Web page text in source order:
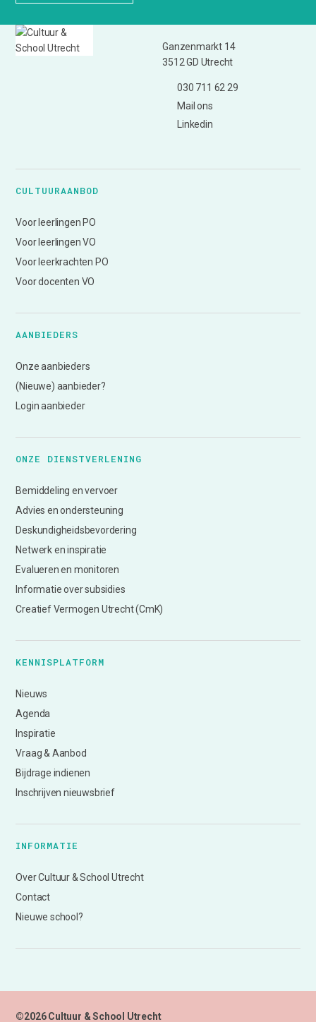
Ganzenmarkt 14
3512 GD Utrecht
030 711 62 29
Mail ons
Linkedin
CULTUURAANBOD
Voor leerlingen PO
Voor leerlingen VO
Voor leerkrachten PO
Voor docenten VO
AANBIEDERS
Onze aanbieders
(Nieuwe) aanbieder?
Login aanbieder
ONZE DIENSTVERLENING
Bemiddeling en vervoer
Advies en ondersteuning
Deskundigheidsbevordering
Netwerk en inspiratie
Evalueren en monitoren
Informatie over subsidies
Creatief Vermogen Utrecht (CmK)
KENNISPLATFORM
Nieuws
Agenda
Inspiratie
Vraag & Aanbod
Bijdrage indienen
Inschrijven nieuwsbrief
INFORMATIE
Over Cultuur & School Utrecht
Contact
Nieuwe school?
©2026 Cultuur & School Utrecht